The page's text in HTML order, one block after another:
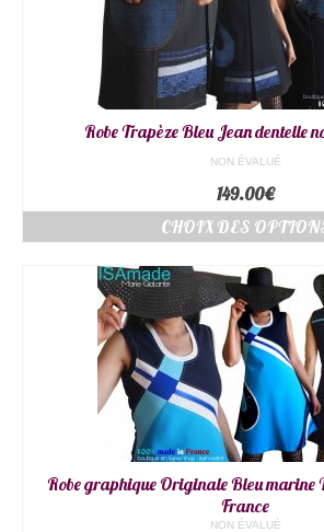
Robe Trapèze Bleu Jean dentelle
NON ÉVALUÉ
149.00€
CHOIX DES
Robe graphique Originale Bleu marine
France
NON ÉVALUÉ